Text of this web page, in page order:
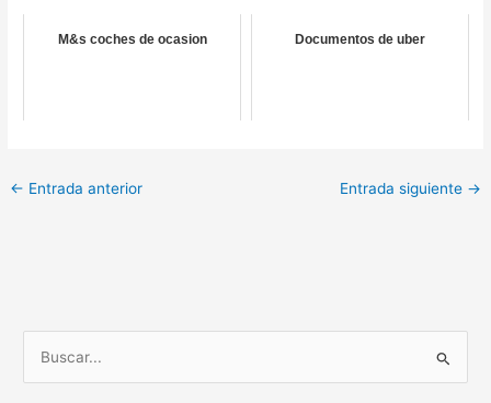
M&s coches de ocasion Documentos de uber
← Entrada anterior Entrada siguiente →